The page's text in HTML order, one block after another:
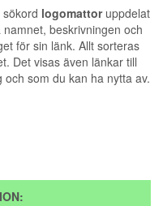
logomattoruppdelat
beskrivningen och
för sin länk. Allt sorteras
Det visas även länkar till
som du kan ha nytta av.